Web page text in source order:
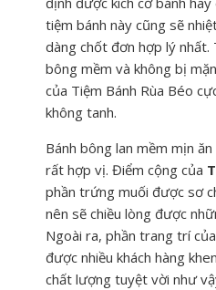
tiệm bánh này cũng sẽ
dàng chốt đơn hợp lý
bông mềm và không bị
của Tiệm Bánh Rùa Béo
không tanh.
Bánh bông lan mềm mịn
rất hợp vị. Điểm cộng của
phần trứng muối được sơ
nên sẽ chiều lòng được
Ngoài ra, phần trang trí
được nhiều khách hàng
chất lượng tuyệt vời như